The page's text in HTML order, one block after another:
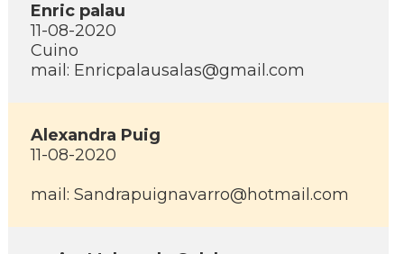
Enric palau
11-08-2020
Cuino
mail: Enricpalausalas@gmail.com
Alexandra Puig
11-08-2020
mail: Sandrapuignavarro@hotmail.com